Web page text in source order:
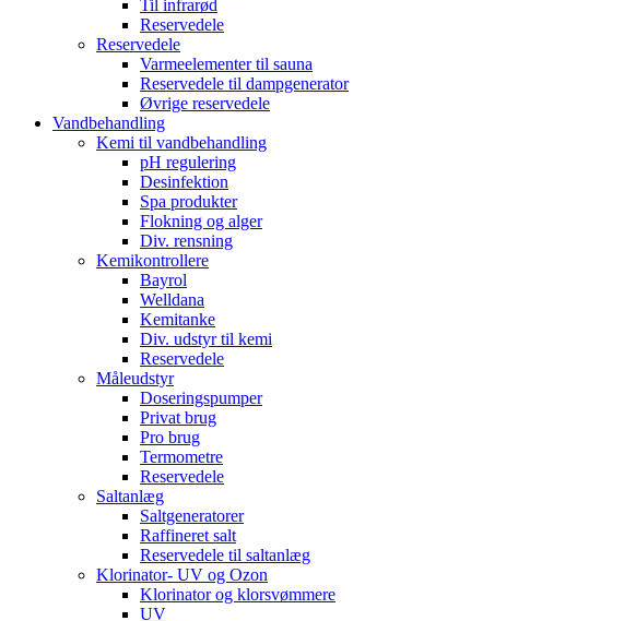
Til infrarød
Reservedele
Reservedele
Varmeelementer til sauna
Reservedele til dampgenerator
Øvrige reservedele
Vandbehandling
Kemi til vandbehandling
pH regulering
Desinfektion
Spa produkter
Flokning og alger
Div. rensning
Kemikontrollere
Bayrol
Welldana
Kemitanke
Div. udstyr til kemi
Reservedele
Måleudstyr
Doseringspumper
Privat brug
Pro brug
Termometre
Reservedele
Saltanlæg
Saltgeneratorer
Raffineret salt
Reservedele til saltanlæg
Klorinator- UV og Ozon
Klorinator og klorsvømmere
UV